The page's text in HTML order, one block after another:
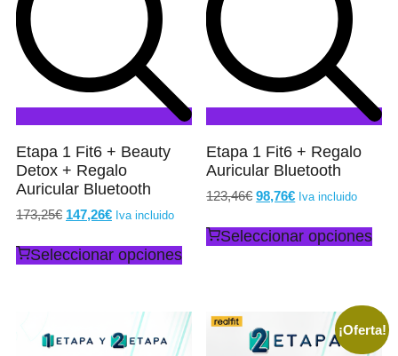
Etapa 1 Fit6 + Beauty
Detox + Regalo
Auricular Bluetooth
173,25€ 147,26€ Iva incluido
Seleccionar opciones
Etapa 1 Fit6 + Regalo
Auricular Bluetooth
123,46€ 98,76€ Iva incluido
Seleccionar opciones
¡Oferta!